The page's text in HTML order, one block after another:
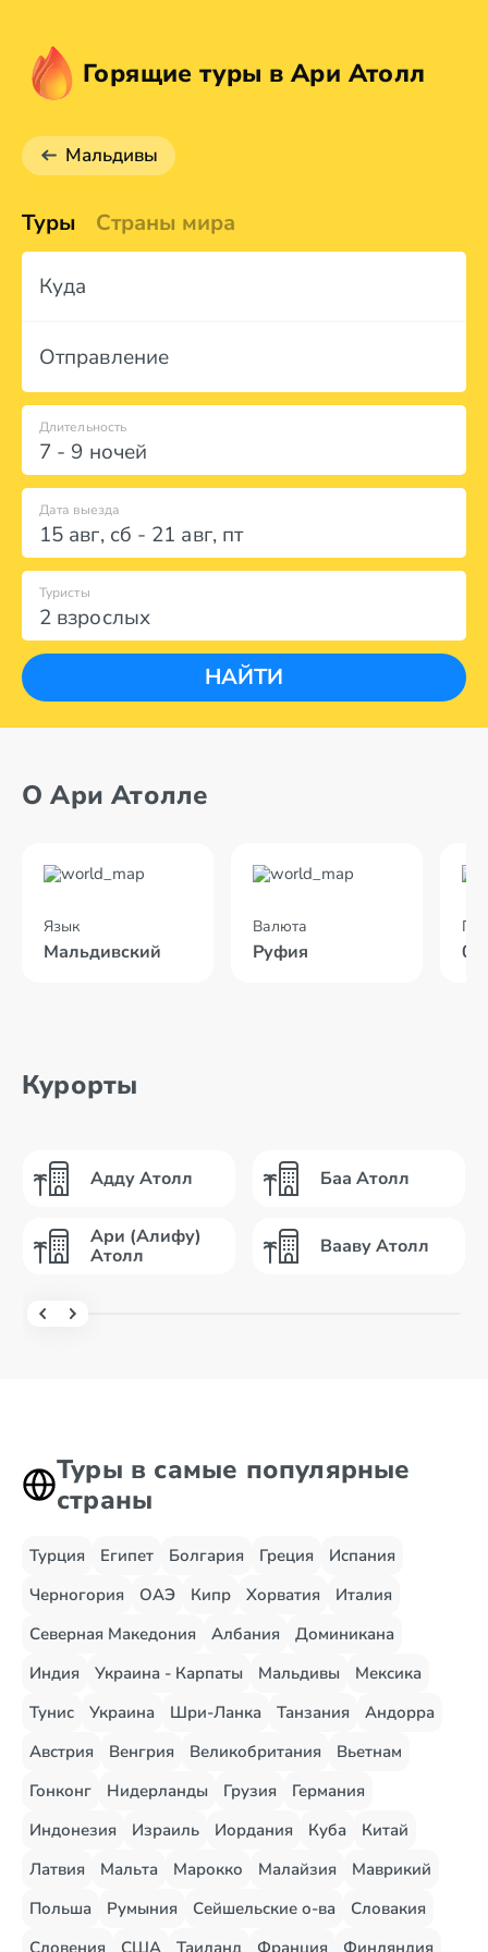
Горящие туры в Ари Атолл
Мальдивы
Туры Страны мира
Куда
Отправление
7 - 9 ночей
Длительность
Дата выезда
15 авг, сб - 21 авг, пт
2 взрослых
Туристы
НАЙТИ
О Ари Атолле
Язык
Мальдивский
Валюта
Руфия
Курорты
Адду Атолл
Ари (Алифу)
Атолл
Баа Атолл
Вааву Атолл
Туры в самые популярные
страны
Турция Египет Болгария Греция
Испания
Черногория
ОАЭ Кипр Хорватия
Италия
Северная Македония
Албания
Доминикана
Индия
Украина - Карпаты Мальдивы
Мексика
Тунис
Украина Шри-Ланка Танзания
Андорра
Австрия
Венгрия Великобритания
Вьетнам
Гонконг
Нидерланды Грузия
Германия
Индонезия
Израиль Иордания Куба
Китай
Латвия
Мальта Марокко Малайзия
Маврикий
Польша
Румыния Сейшельские о-ва
Словакия
Словения
США Таиланд Франция Финляндия